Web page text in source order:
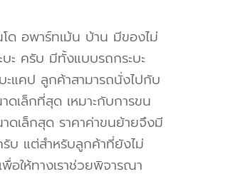
อพาร์ทเม้น บ้าน มีของไม่
บะ ครับ มีทั้งแบบรถกระบะ
ะแคป ลูกค้าสามารถนั่งไปกับ
เล็กที่สุด เหมาะกับการขน
เล็กสุด ราคาค่าขนย้ายจึงมี
บ แต่สำหรับลูกค้าที่ยังไม่
อให้ทางเราช่วยพิจารณา